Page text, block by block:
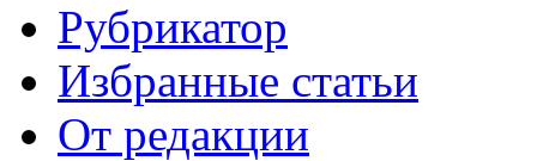
Рубрикатор
Избранные статьи
От редакции